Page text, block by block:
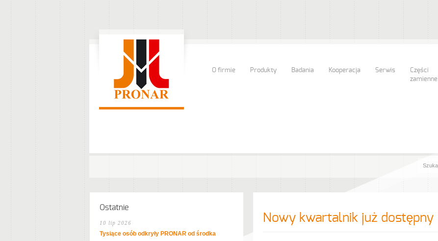
O firmie Produkty Badania Kooperacja Serwis
Części
zamienne
Nowy kwartalnik już dostępny
Ostatnie
10 lip 2026
Tysiące osób odkryły PRONAR od środka